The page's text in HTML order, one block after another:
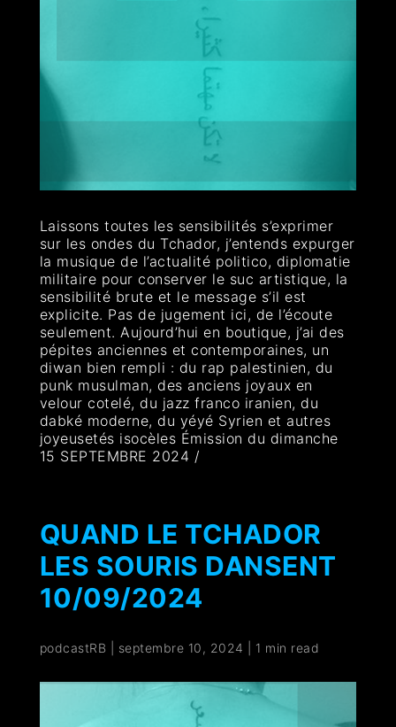
Laissons toutes les sensibilités s’exprimer
sur les ondes du Tchador, j’entends expurger
la musique de l’actualité politico, diplomatie
militaire pour conserver le suc artistique, la
sensibilité brute et le message s’il est
explicite. Pas de jugement ici, de l’écoute
seulement. Aujourd’hui en boutique, j’ai des
pépites anciennes et contemporaines, un
diwan bien rempli : du rap palestinien, du
punk musulman, des anciens joyaux en
velour cotelé, du jazz franco iranien, du
dabké moderne, du yéyé Syrien et autres
joyeusetés isocèles Émission du dimanche
15 SEPTEMBRE 2024 /
QUAND LE TCHADOR
LES SOURIS DANSENT
10/09/2024
podcastRB septembre 10, 2024 1 min read